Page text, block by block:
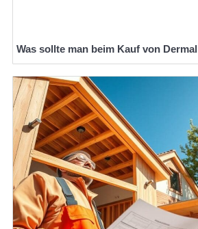
Was sollte man beim Kauf von